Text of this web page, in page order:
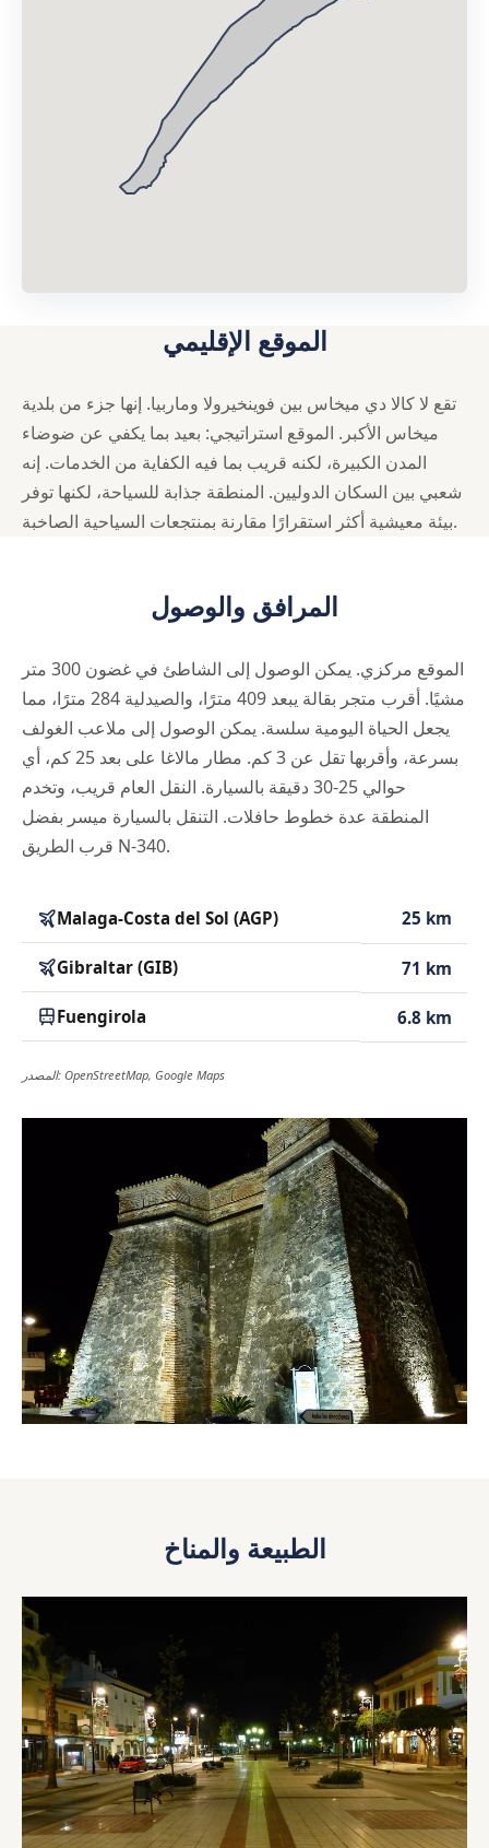
الموقع الإقليمي
تقع لا كالا دي ميخاس بين فوينخيرولا وماربيا. إنها جزء من بلدية
ميخاس الأكبر. الموقع استراتيجي: بعيد بما يكفي عن ضوضاء
المدن الكبيرة، لكنه قريب بما فيه الكفاية من الخدمات. إنه
شعبي بين السكان الدوليين. المنطقة جذابة للسياحة، لكنها توفر
بيئة معيشية أكثر استقرارًا مقارنة بمنتجعات السياحية الصاخبة.
المرافق والوصول
الموقع مركزي. يمكن الوصول إلى الشاطئ في غضون 300 متر
مشيًا. أقرب متجر بقالة يبعد 409 مترًا، والصيدلية 284 مترًا، مما
يجعل الحياة اليومية سلسة. يمكن الوصول إلى ملاعب الغولف
بسرعة، وأقربها تقل عن 3 كم. مطار مالاغا على بعد 25 كم، أي
حوالي 25-30 دقيقة بالسيارة. النقل العام قريب، وتخدم
المنطقة عدة خطوط حافلات. التنقل بالسيارة ميسر بفضل
قرب الطريق N-340.
Malaga-Costa del Sol (AGP) 25 km
Gibraltar (GIB) 71 km
Fuengirola 6.8 km
المصدر: OpenStreetMap, Google Maps
الطبيعة والمناخ